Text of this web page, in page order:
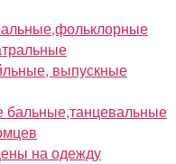
выпускные
бальные,танцевальные
на одежду